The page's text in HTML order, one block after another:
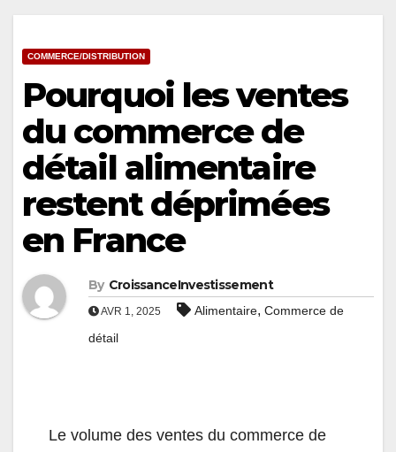
COMMERCE/DISTRIBUTION
Pourquoi les ventes
du commerce de
détail alimentaire
restent déprimées
en France
By CroissanceInvestissement
AVR 1, 2025 Alimentaire, Commerce de
détail
Le volume des ventes du commerce de